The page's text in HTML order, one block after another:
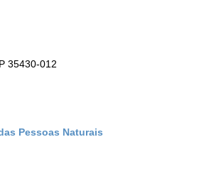
35430-012
Pessoas Naturais